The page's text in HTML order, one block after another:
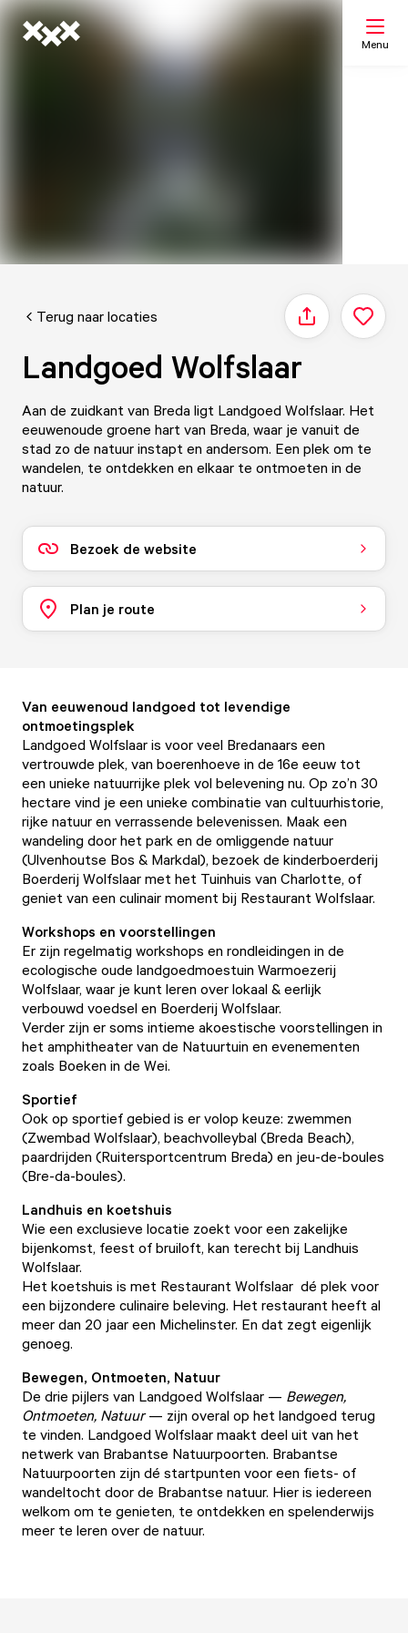
Menu
Terug naar locaties Delen
Landgoed Wolfslaar
Aan de zuidkant van Breda ligt Landgoed Wolfslaar. Het
eeuwenoude groene hart van Breda, waar je vanuit de
stad zo de natuur instapt en andersom. Een plek om te
wandelen, te ontdekken en elkaar te ontmoeten in de
natuur.
Bezoek de website
Plan je route
Van eeuwenoud landgoed tot levendige
ontmoetingsplek
Landgoed Wolfslaar is voor veel Bredanaars een
vertrouwde plek, van boerenhoeve in de 16e eeuw tot
een unieke natuurrijke plek vol belevening nu. Op zo’n 30
hectare vind je een unieke combinatie van cultuurhistorie,
rijke natuur en verrassende belevenissen. Maak een
wandeling door het park en de omliggende natuur
(Ulvenhoutse Bos & Markdal), bezoek de kinderboerderij
Boerderij Wolfslaar met het Tuinhuis van Charlotte, of
geniet van een culinair moment bij Restaurant Wolfslaar.
Workshops en voorstellingen
Er zijn regelmatig workshops en rondleidingen in de
ecologische oude landgoedmoestuin Warmoezerij
Wolfslaar, waar je kunt leren over lokaal & eerlijk
verbouwd voedsel en Boerderij Wolfslaar.
Verder zijn er soms intieme akoestische voorstellingen in
het amphitheater van de Natuurtuin en evenementen
zoals Boeken in de Wei.
Sportief
Ook op sportief gebied is er volop keuze: zwemmen
(Zwembad Wolfslaar), beachvolleybal (Breda Beach),
paardrijden (Ruitersportcentrum Breda) en jeu-de-boules
(Bre-da-boules).
Landhuis en koetshuis
Wie een exclusieve locatie zoekt voor een zakelijke
bijenkomst, feest of bruiloft, kan terecht bij Landhuis
Wolfslaar.
Het koetshuis is met Restaurant Wolfslaar dé plek voor
een bijzondere culinaire beleving. Het restaurant heeft al
meer dan 20 jaar een Michelinster. En dat zegt eigenlijk
genoeg.
Bewegen, Ontmoeten, Natuur
De drie pijlers van Landgoed Wolfslaar — Bewegen,
Ontmoeten, Natuur— zijn overal op het landgoed terug
te vinden. Landgoed Wolfslaar maakt deel uit van het
netwerk van Brabantse Natuurpoorten. Brabantse
Natuurpoorten zijn dé startpunten voor een fiets- of
wandeltocht door de Brabantse natuur. Hier is iedereen
welkom om te genieten, te ontdekken en spelenderwijs
meer te leren over de natuur.